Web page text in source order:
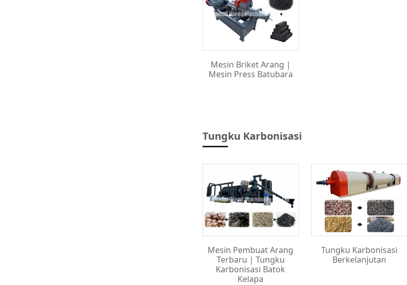
Mesin Briket Arang |
Mesin Press Batubara
Tungku Karbonisasi
Mesin Pembuat Arang
Terbaru | Tungku
Karbonisasi Batok
Kelapa
Tungku Karbonisasi
Berkelanjutan